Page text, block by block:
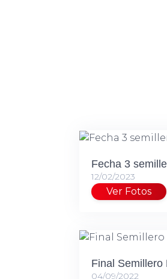
Fecha 3
12/02/2023
Ver Fotos
Final Semillero
04/09/2022